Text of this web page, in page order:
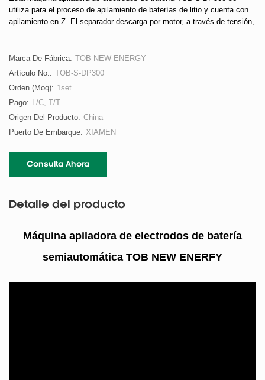
utiliza para el proceso de apilamiento de baterías de litio y cuenta con
apilamiento en Z. El separador descarga por motor, a través de tensión,
Marca De Fábrica: TOB NEW ENERGY
Artículo No.: TOB-S-DP300
Orden (moq): 1set
Pago: L/C, T/T
Origen Del Producto: China
Puerto De Embarque: XIAMEN
Consulta Ahora
Detalle del producto
Máquina apiladora de electrodos de batería
semiautomática TOB NEW ENERFY